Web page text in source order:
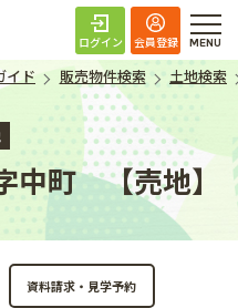
住まいの専門店 ハ
ログイン 会員登録
イド 販売物件検索 土地検索
中町 【売地】